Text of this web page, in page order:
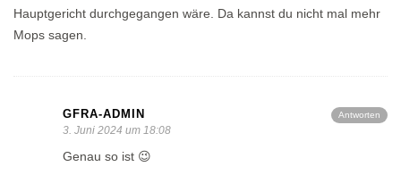
Hauptgericht durchgegangen wäre. Da kannst du nicht mal mehr
Mops sagen.
Antworten
GFRA-ADMIN
3. Juni 2024 um 18:08
Genau so ist 😉